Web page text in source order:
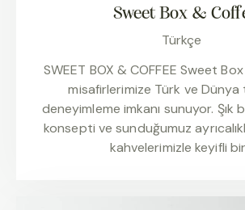
Sweet Box &
Türkçe
SWEET BOX & COFFEE Sweet
misafirlerimize Türk ve Dünya
deneyimleme imkanı sunuyor. Şık
konsepti ve sunduğumuz
kahvelerimizle keyifli